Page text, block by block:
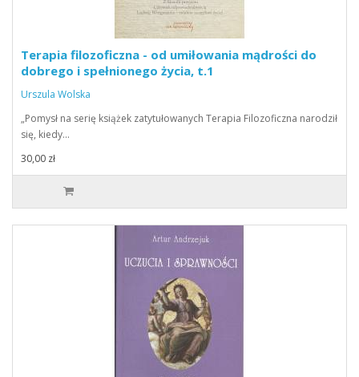
Terapia filozoficzna - od umiłowania mądrości do
dobrego i spełnionego życia, t.1
Urszula Wolska
„Pomysł na serię książek zatytułowanych Terapia Filozoficzna narodził
się, kiedy…
30,00 zł